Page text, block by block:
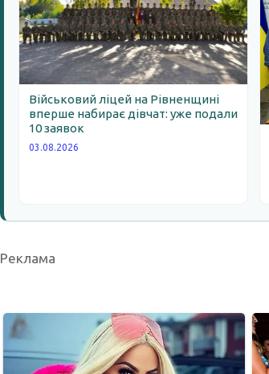
Військовий ліцей на Рівненщині
вперше набирає дівчат: уже подали
10 заявок
03.08.2026
Реклама